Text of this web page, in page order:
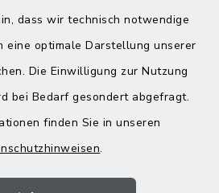
dass wir technisch notwendige
eine optimale Darstellung unserer
Die Einwilligung zur Nutzung
bei Bedarf gesondert abgefragt.
finden Sie in unseren
.